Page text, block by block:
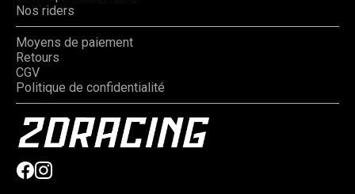
Nos riders
Moyens de paiement
Retours
CGV
Politique de confidentialité